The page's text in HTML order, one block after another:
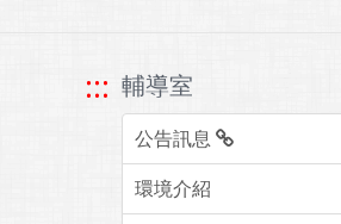
::: 輔導室
公告訊息
環境介紹